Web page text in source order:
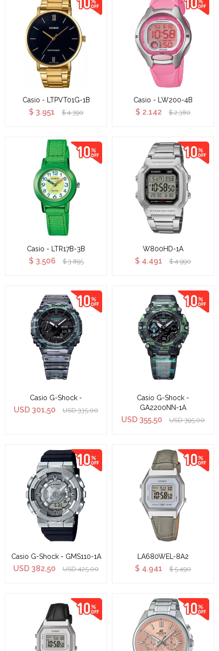
Casio - LTPVT01G-1B
$ 3.951 $ 4.390
Casio - LW200-4B
$ 2.142 $ 2.380
Casio - LTR17B-3B
$ 3.506 $ 3.895
W800HD-1A
$ 4.491 $ 4.990
Casio G-Shock -
USD 301,50 USD 335,00
Casio G-Shock -
GA2200NN-1A
USD 355,50 USD 395,00
Casio G-Shock - GMS110-1A
USD 382,50 USD 425,00
LA680WEL-8A2
$ 4.941 $ 5.490